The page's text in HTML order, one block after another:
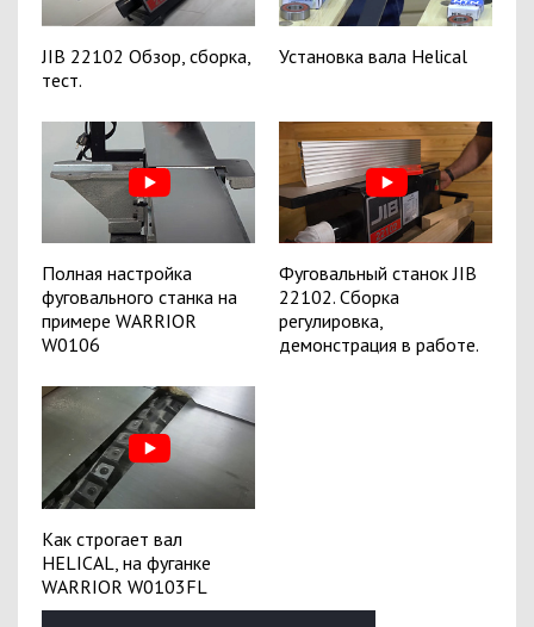
JIB 22102 Обзор, сборка,
тест.
Установка вала Helical
Полная настройка
фуговального станка на
примере WARRIOR
W0106
Фуговальный станок JIB
22102. Сборка
регулировка,
демонстрация в работе.
Как строгает вал
HELICAL, на фуганке
WARRIOR W0103FL